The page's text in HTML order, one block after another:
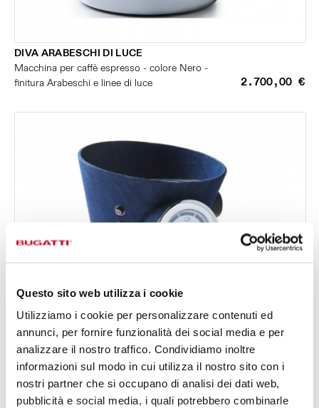
Questo sito web utilizza i cookie
Utilizziamo i cookie per personalizzare contenuti ed
annunci, per fornire funzionalità dei social media e per
analizzare il nostro traffico. Condividiamo inoltre
informazioni sul modo in cui utilizza il nostro sito con i
nostri partner che si occupano di analisi dei dati web,
pubblicità e social media, i quali potrebbero combinarle
DIVA ARABESCHI DI LUCE
Macchina per caffè espresso - colore Nero -
finitura Arabeschi e linee di luce
2.700,00 €